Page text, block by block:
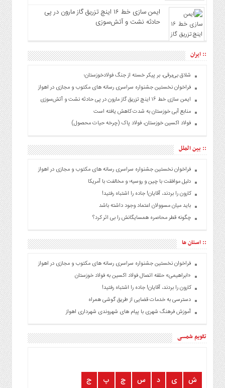
ایمن سازی خط ۱۶ اینچ تزریق گاز مارون در پی
حادثه نشت و آتش‌سوزی
:: ایران
شلاق‌ بی‌برقی، بر پیکر خسته‌ از جنگ فولادخوزستان؛
فراخوان نخستین جشنواره سراسری رسانه های مکتوب و مجازی در اهواز
ایمن سازی خط ۱۶ اینچ تزریق گاز مارون در پی حادثه نشت و آتش‌سوزی
منابع آبی خوزستان به شدت کاهش یافته است
فولاد اکسین خوزستان، فولاد پاک (چرخه حیات محصول)
:: بین الملل
فراخوان نخستین جشنواره سراسری رسانه های مکتوب و مجازی در اهواز
دلیل موافقت با چین و روسیه؛ و مخالفت با آمریکا
کارون را بردند، آقایان! جاده را اشتباه رفتید!
باید میان مسوولان اعتماد وجود داشته باشد
چگونه قطر محاصره همسایگانش را بی اثر کرد؟
:: استان ها
فراخوان نخستین جشنواره سراسری رسانه های مکتوب و مجازی در اهواز
«ابراهیمی» حلقه اتصال فولاد اکسین به فولاد خوزستان
کارون را بردند، آقایان! جاده را اشتباه رفتید!
دسترسی به خدمات قضایی از طریق گوشی همراه
آموزش فرهنگ شهری با پیام های شهروندی شهرداری اهواز
تقویم شمسی
ش ی د س چ پ ج